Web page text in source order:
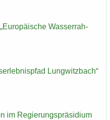
Was­ser­rah­
Lung­witz­bach“
im Re­gie­rungs­prä­si­di­um